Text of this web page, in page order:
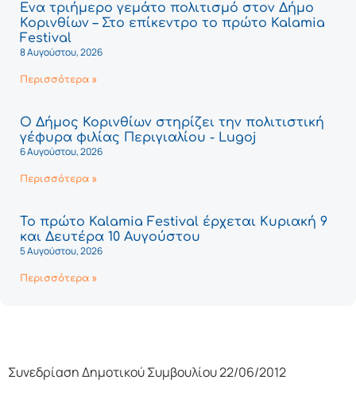
Ένα τριήμερο γεμάτο πολιτισμό στον Δήμο
Κορινθίων – Στο επίκεντρο το πρώτο Kalamia
Festival
8 Αυγούστου, 2026
Περισσότερα »
Ο Δήμος Κορινθίων στηρίζει την πολιτιστική
γέφυρα φιλίας Περιγιαλίου - Lugoj
6 Αυγούστου, 2026
Περισσότερα »
Το πρώτο Kalamia Festival έρχεται Κυριακή 9
και Δευτέρα 10 Αυγούστου
5 Αυγούστου, 2026
Περισσότερα »
Συνεδρίαση Δημοτικού Συμβουλίου 22/06/2012